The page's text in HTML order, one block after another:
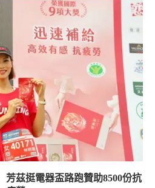
芳茲挺電器盃路跑贊助8500份抗